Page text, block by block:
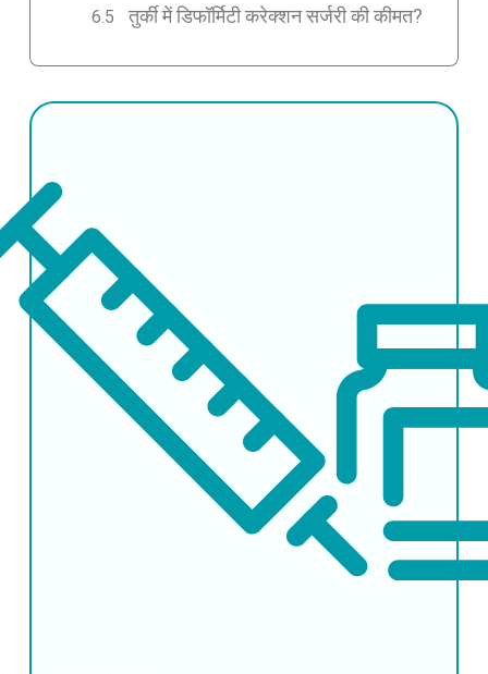
तुर्की में डिफॉर्मिटी करेक्शन सर्जरी की कीमत?